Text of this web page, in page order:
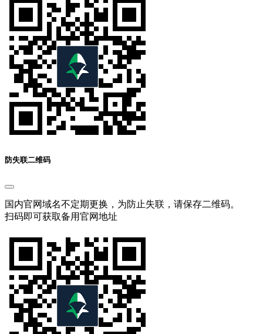
防失联二维码
国内官网域名不定期更换，为防止失联，请保存二维码。
扫码即可获取备用官网地址